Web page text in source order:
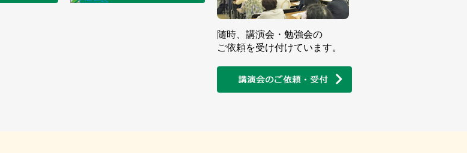
随時、講演会・勉強会の
ご依頼を受け付けています。